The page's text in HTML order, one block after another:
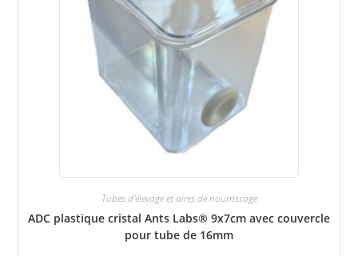
Tubes d'élevage et aires de nourrissage
ADC plastique cristal Ants Labs® 9x7cm avec couvercle
pour tube de 16mm